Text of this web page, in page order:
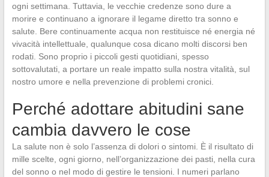
ogni settimana. Tuttavia, le vecchie credenze sono dure a
morire e continuano a ignorare il legame diretto tra sonno e
salute. Bere continuamente acqua non restituisce né energia né
vivacità intellettuale, qualunque cosa dicano molti discorsi ben
rodati. Sono proprio i piccoli gesti quotidiani, spesso
sottovalutati, a portare un reale impatto sulla nostra vitalità, sul
nostro umore e nella prevenzione di problemi cronici.
Perché adottare abitudini sane
cambia davvero le cose
La salute non è solo l’assenza di dolori o sintomi. È il risultato di
mille scelte, ogni giorno, nell’organizzazione dei pasti, nella cura
del sonno o nel modo di gestire le tensioni. I numeri parlano